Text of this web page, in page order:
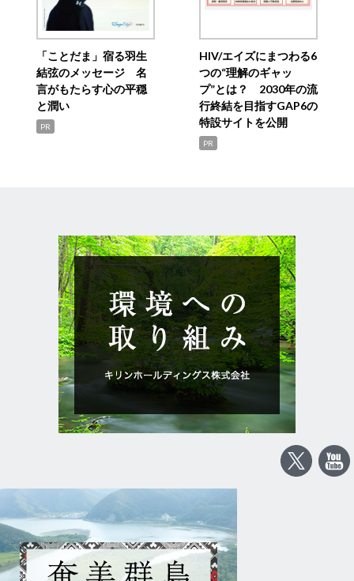
「ことだま」宿る羽生
結弦のメッセージ 名
言がもたらす心の平穏
と潤い
PR
HIV/エイズにまつわる6
つの“理解のギャッ
プ”とは？ 2030年の流
行終結を目指すGAP6の
特設サイトを公開
PR